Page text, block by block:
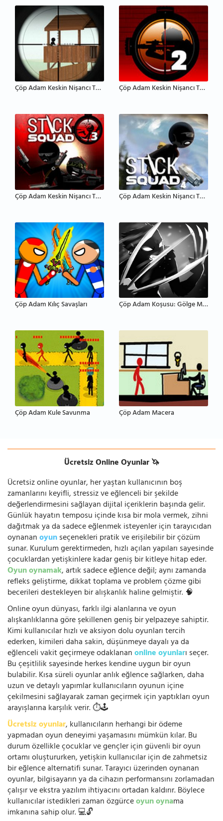
Çöp Adam Keskin Nişancı Takımı Çöp Adam Keskin Nişancı Takımı 2
Çöp Adam Keskin Nişancı Takımı 3 Çöp Adam Keskin Nişancı Takımı 4
Çöp Adam Kılıç Savaşları Çöp Adam Koşusu: Gölge Macerası
Çöp Adam Kule Savunma Çöp Adam Macera
Ücretsiz Online Oyunlar 🦄
Ücretsiz online oyunlar, her yaştan kullanıcının boş
zamanlarını keyifli, stressiz ve eğlenceli bir şekilde
değerlendirmesini sağlayan dijital içeriklerin başında gelir.
Günlük hayatın temposu içinde kısa bir mola vermek, zihni
dağıtmak ya da sadece eğlenmek isteyenler için tarayıcıdan
oynananoyunseçenekleri pratik ve erişilebilir bir çözüm
sunar. Kurulum gerektirmeden, hızlı açılan yapıları sayesinde
çocuklardan yetişkinlere kadar geniş bir kitleye hitap eder.
Oyun oynamak, artık sadece eğlence değil; aynı zamanda
refleks geliştirme, dikkat toplama ve problem çözme gibi
becerileri destekleyen bir alışkanlık haline gelmiştir. 🧠
Online oyun dünyası, farklı ilgi alanlarına ve oyun
alışkanlıklarına göre şekillenen geniş bir yelpazeye sahiptir.
Kimi kullanıcılar hızlı ve aksiyon dolu oyunları tercih
ederken, kimileri daha sakin, düşünmeye dayalı ya da
eğlenceli vakit geçirmeye odaklananonline oyunları seçer.
Bu çeşitlilik sayesinde herkes kendine uygun bir oyun
bulabilir. Kısa süreli oyunlar anlık eğlence sağlarken, daha
uzun ve detaylı yapımlar kullanıcıların oyunun içine
çekilmesini sağlayarak zaman geçirmek için yaptıkları oyun
arayışlarına karşılık verir. ⏱️🕹️
Ücretsiz oyunlar, kullanıcıların herhangi bir ödeme
yapmadan oyun deneyimi yaşamasını mümkün kılar. Bu
durum özellikle çocuklar ve gençler için güvenli bir oyun
ortamı oluştururken, yetişkin kullanıcılar için de zahmetsiz
bir eğlence alternatifi sunar. Tarayıcı üzerinden oynanan
oyunlar, bilgisayarın ya da cihazın performansını zorlamadan
çalışır ve ekstra yazılım ihtiyacını ortadan kaldırır. Böylece
kullanıcılar istedikleri zaman özgürceoyun oynama
imkanına sahip olur. 💻🔓